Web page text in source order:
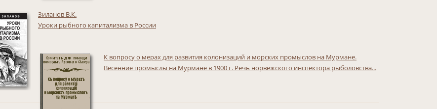
Зиланов В.К.
Уроки рыбного капитализма в России
К вопросу о мерах для развития колонизаций и морских промыслов на Мурмане.
Весенние промыслы на Мурмане в 1900 г. Речь норвежского инспектора рыболовства...